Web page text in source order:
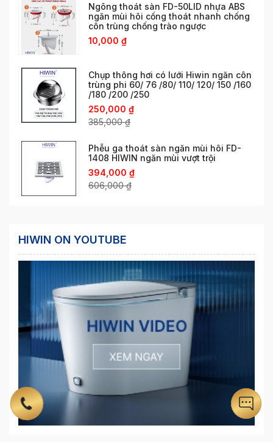
Ngõng thoát sàn FD-50LID nhựa ABS
ngăn mùi hôi cống thoát nhanh chống
côn trùng chống trào ngược
10,000 ₫
Chụp thông hơi có lưới Hiwin ngăn côn
trùng phi 60/ 76 /80/ 110/ 120/ 150 /160
/180 /200 /250
250,000 ₫
385,000₫
Phễu ga thoát sàn ngăn mùi hôi FD-
1408 HIWIN ngăn mùi vượt trội
394,000 ₫
606,000₫
HIWIN ON YOUTUBE